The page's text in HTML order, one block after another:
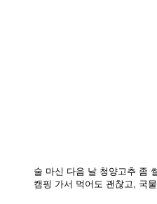
술 마신 다음 날 청양고추 좀
캠핑 가서 먹어도 괜찮고, 국